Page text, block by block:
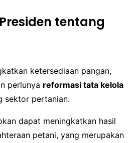
tentang
ketersediaan pangan,
perlunya reformasi tata kelola
sektor pertanian.
dapat meningkatkan hasil
petani, yang merupakan